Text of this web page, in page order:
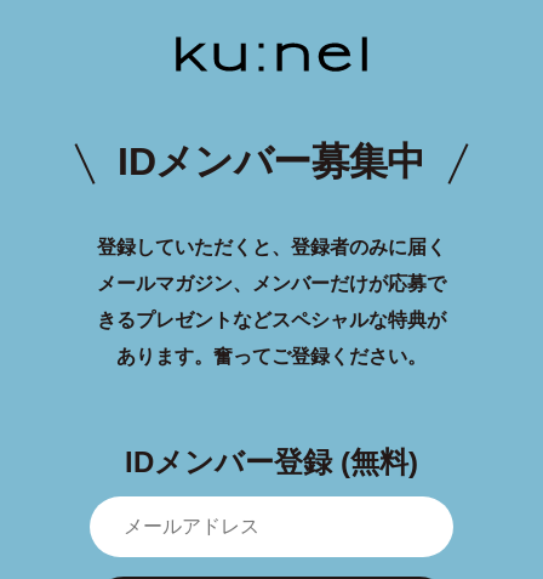
IDメンバー募集中
登録していただくと、登録者のみに届く
メールマガジン、メンバーだけが応募で
きるプレゼントなどスペシャルな特典が
あります。 奮ってご登録ください。
IDメンバー登録 (無料)